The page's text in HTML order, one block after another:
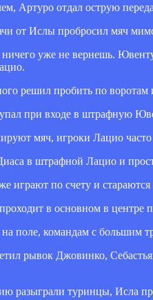
Артуро отдал острую
от Ислы пробросил мяч
уже не вернешь.
решил пробить по
при входе в штрафную
мяч, игроки Лацио
в штрафной Лацио и
играют по счету и
в основном в центре
поле, командам с большим
рывок Джовинко,
разыграли туринцы, Исла